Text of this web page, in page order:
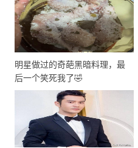
明星做过的奇葩黑暗料理，最
后一个笑死我了🤣